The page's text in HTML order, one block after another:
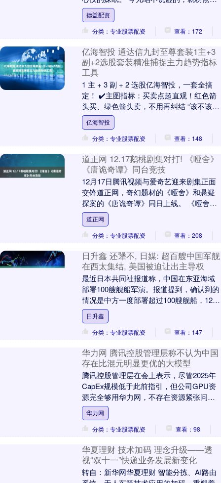
在的，都是这么多年在市场上摸爬滚打攒
下的血泪经验。....
德益配资
分类：专业股票配资
查看：172
亿海智投 通达信九封至尊套装1主+3
副+2选股套装精准捕捉主力趋势指标
工具
1 主 + 3 副 + 2 选股亿海智投，一套全搞
定！​ ✔️主图指标：买卖点超直观！红色箭
头买、绿色箭头卖，不用再纠结 “该不该
入”，信号清晰到像有人在旁边提....
亿海智投
分类：专业股票配资
查看：148
道正网 12.17鹅桃剧集对打! 《哑舍》
《唐诡奇谭》同台竞技
12月17日腾讯视频与爱奇艺迎来剧集正面
交锋道正网，奇幻题材的《哑舍》和悬疑
探案的《唐诡奇谭》同日上线。 《哑舍》
则由高伟光、梁靖康领衔，改编自同名小
说，以古董....
道正网
分类：专业股票配资
查看：208
日升鑫 还犟不, 日媒: 超百艘中国军舰
在西太集结, 美国被迫让出主导权
最近日本共同社报道称，中国在东亚海域
部署100艘舰船军演。报道提到，确认到的
情况是中方一度部署超过100艘舰船，12
月4日的情况是90艘舰船以上，范围遍布黄
海....
日升鑫
分类：专业股票配资
查看：147
华力网 腾讯控股管理层称不认为中国
存在比混元明显更优的大模型
腾讯控股管理层在会上表示，尽管2025年
CapEx规模低于此前指引，但公司GPU资
源完全够用华力网，不存在资源紧张问
题，足以支撑基础大模型开发与迭代需
求。 针对....
华力网
分类：专业股票配资
查看：98
华夏理财 技术加码 理念升级——透
视“双十一”快递业务发展新变化
转自：新华网华夏理财 智能分拣、AI路由